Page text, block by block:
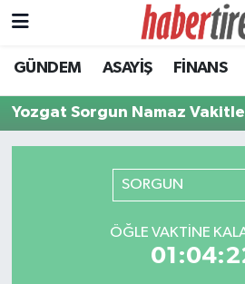
GÜNDEM ASAYİŞ FİNANS
Yozgat Sorgun Namaz
SORGUN
ÖĞLE VAKTINE
Tire Nöbetçi Eczaneler
Tire Hava Durumu
Tüm Manşetler